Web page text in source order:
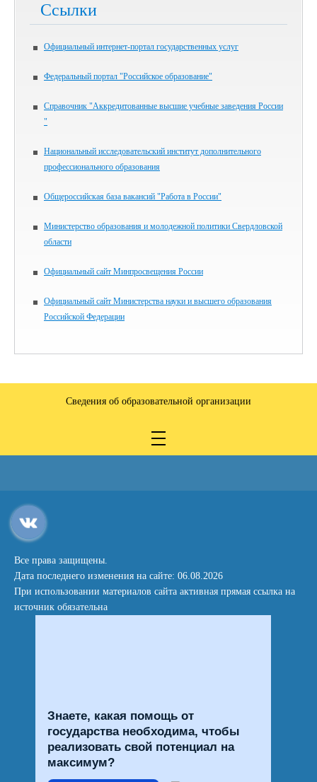
Ссылки
Официальный интернет-портал государственных услуг
Федеральный портал "Российское образование"
Справочник "Аккредитованные высшие учебные заведения России
"
Национальный исследовательский институт дополнительного
профессионального образования
Общероссийская база вакансий "Работа в России"
Министерство образования и молодежной политики Свердловской
области
Официальный сайт Минпросвещения России
Официальный сайт Министерства науки и высшего образования
Российской Федерации
Сведения об образовательной организации
Все права защищены.
Дата последнего изменения на сайте: 06.08.2026
При использовании материалов сайта активная прямая ссылка на
источник обязательна
Знаете, какая помощь от
государства необходима, чтобы
реализовать свой потенциал на
максимум?